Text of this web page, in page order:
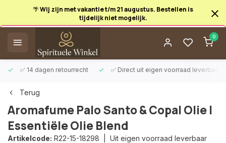
🌴 Wij zijn met vakantie t/m 21 augustus. Bestellen is
tijdelijk niet mogelijk.
0
✅ 14 dagen retourrecht ✅ Direct uit eigen voorraad leverbaar
Afrekenen is uitgeschakeld.
Terug
Aromafume Palo Santo & Copal Olie |
Essentiële Olie Blend
Artikelcode: R22-15-18298 | Uit eigen voorraad leverbaar